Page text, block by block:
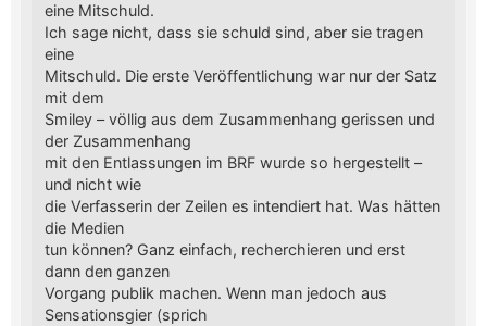
eine Mitschuld.
Ich sage nicht, dass sie schuld sind, aber sie tragen
eine
Mitschuld. Die erste Veröffentlichung war nur der Satz
mit dem
Smiley – völlig aus dem Zusammenhang gerissen und
der Zusammenhang
mit den Entlassungen im BRF wurde so hergestellt –
und nicht wie
die Verfasserin der Zeilen es intendiert hat. Was hätten
die Medien
tun können? Ganz einfach, recherchieren und erst
dann den ganzen
Vorgang publik machen. Wenn man jedoch aus
Sensationsgier (sprich